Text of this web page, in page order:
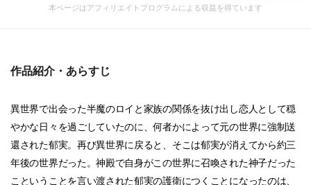
本ページはアフィリエイトプログラムによる収益を得ています
作品紹介・あらすじ
異世界で出会った半魔のロイと家族の関係を抜け出し恋人として穏
やかな日々を過ごしていたのに、何者かによって元の世界に強制送
還された郁実。再び異世界に戻ると、そこは郁実が消えてから約三
年後の世界だった。神殿で自身がこの世界に召喚された神子だった
こということを言い渡された郁実の護衛につくことになったのは、